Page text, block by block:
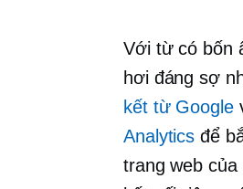
Với từ có bốn
hơi đáng sợ
kết từ Google
Analytics để
trang web